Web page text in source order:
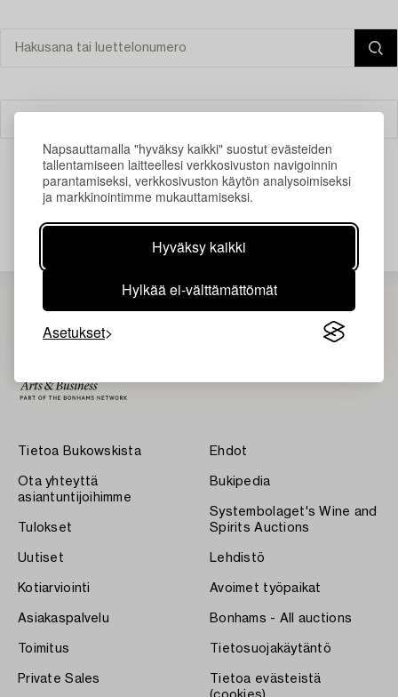
Napsauttamalla "hyväksy kaikki" suostut evästeiden
tallentamiseen laitteellesi verkkosivuston navigoinnin
parantamiseksi, verkkosivuston käytön analysoimiseksi
ja markkinointimme mukauttamiseksi.
Hyväksy kaikki
Hylkää ei-välttämättömät
Asetukset
Juuri nyt ei löytynyt hakuasi vastaavia kohteita.
Tietoa Bukowskista
Ota yhteyttä
asiantuntijoihimme
Tulokset
Uutiset
Kotiarviointi
Asiakaspalvelu
Toimitus
Private Sales
Ehdot
Bukipedia
Systembolaget's Wine and
Spirits Auctions
Lehdistö
Avoimet työpaikat
Bonhams - All auctions
Tietosuojakäytäntö
Tietoa evästeistä